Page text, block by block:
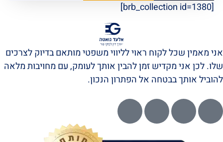
[brb_collection id=1380]
אני מאמין שכל לקוח ראוי לליווי משפטי מותאם בדיוק לצרכים
שלו. לכן אני מקדיש זמן להבין אותך לעומק, עם מחויבות מלאה
להוביל אותך בבטחה אל הפתרון הנכון.